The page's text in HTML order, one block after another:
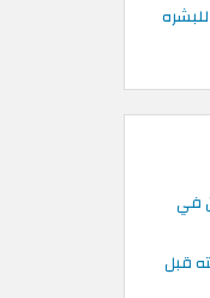
للجنسين في
قبل